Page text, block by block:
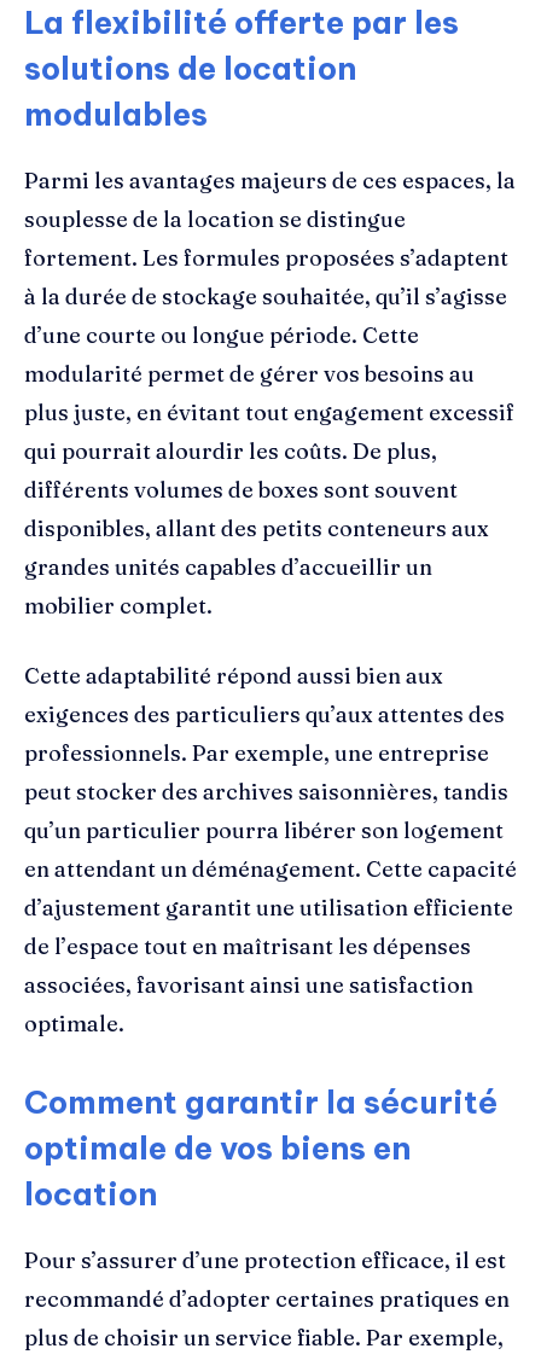
La flexibilité offerte par les
solutions de location
modulables
Parmi les avantages majeurs de ces espaces, la
souplesse de la location se distingue
fortement. Les formules proposées s’adaptent
à la durée de stockage souhaitée, qu’il s’agisse
d’une courte ou longue période. Cette
modularité permet de gérer vos besoins au
plus juste, en évitant tout engagement excessif
qui pourrait alourdir les coûts. De plus,
différents volumes de boxes sont souvent
disponibles, allant des petits conteneurs aux
grandes unités capables d’accueillir un
mobilier complet.
Cette adaptabilité répond aussi bien aux
exigences des particuliers qu’aux attentes des
professionnels. Par exemple, une entreprise
peut stocker des archives saisonnières, tandis
qu’un particulier pourra libérer son logement
en attendant un déménagement. Cette capacité
d’ajustement garantit une utilisation efficiente
de l’espace tout en maîtrisant les dépenses
associées, favorisant ainsi une satisfaction
optimale.
Comment garantir la sécurité
optimale de vos biens en
location
Pour s’assurer d’une protection efficace, il est
recommandé d’adopter certaines pratiques en
plus de choisir un service fiable. Par exemple,